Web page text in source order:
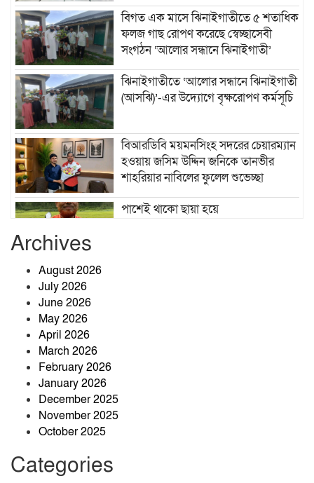
বিগত এক মাসে ঝিনাইগাতীতে ৫ শতাধিক
ফলজ গাছ রোপণ করেছে স্বেচ্ছাসেবী
সংগঠন ‘আলোর সন্ধানে ঝিনাইগাতী’
ঝিনাইগাতীতে ‘আলোর সন্ধানে ঝিনাইগাতী
(আসঝি)’-এর উদ্যোগে বৃক্ষরোপণ কর্মসূচি
বিআরডিবি ময়মনসিংহ সদরের চেয়ারম্যান
হওয়ায় জসিম উদ্দিন জনিকে তানভীর
শাহরিয়ার নাবিলের ফুলেল শুভেচ্ছা
পাশেই থাকো ছায়া হয়ে
Archives
August 2026
July 2026
June 2026
May 2026
April 2026
March 2026
February 2026
January 2026
December 2025
November 2025
October 2025
Categories